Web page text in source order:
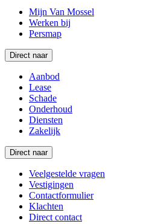
Mijn Van Mossel
Werken bij
Persmap
Direct naar
Aanbod
Lease
Schade
Onderhoud
Diensten
Zakelijk
Direct naar
Veelgestelde vragen
Vestigingen
Contactformulier
Klachten
Direct contact